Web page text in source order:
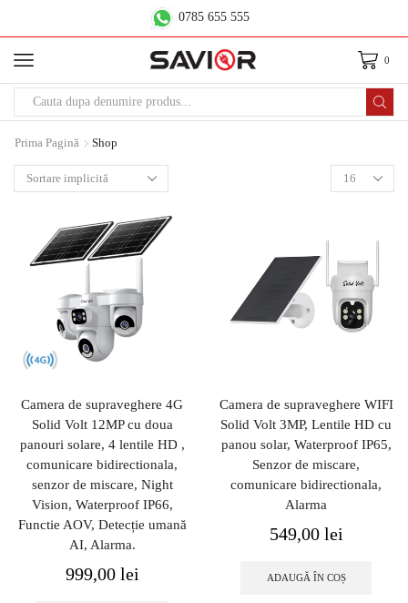
0785 655 555
0
Prima Pagină Shop
Camera de supraveghere 4G
Solid Volt 12MP cu doua
panouri solare, 4 lentile HD ,
comunicare bidirectionala,
senzor de miscare, Night
Vision, Waterproof IP66,
Functie AOV, Detecție umană
AI, Alarma.
999,00 lei
Camera de supraveghere WIFI
Solid Volt 3MP, Lentile HD cu
panou solar, Waterproof IP65,
Senzor de miscare,
comunicare bidirectionala,
Alarma
549,00 lei
ADAUGĂ ÎN COȘ